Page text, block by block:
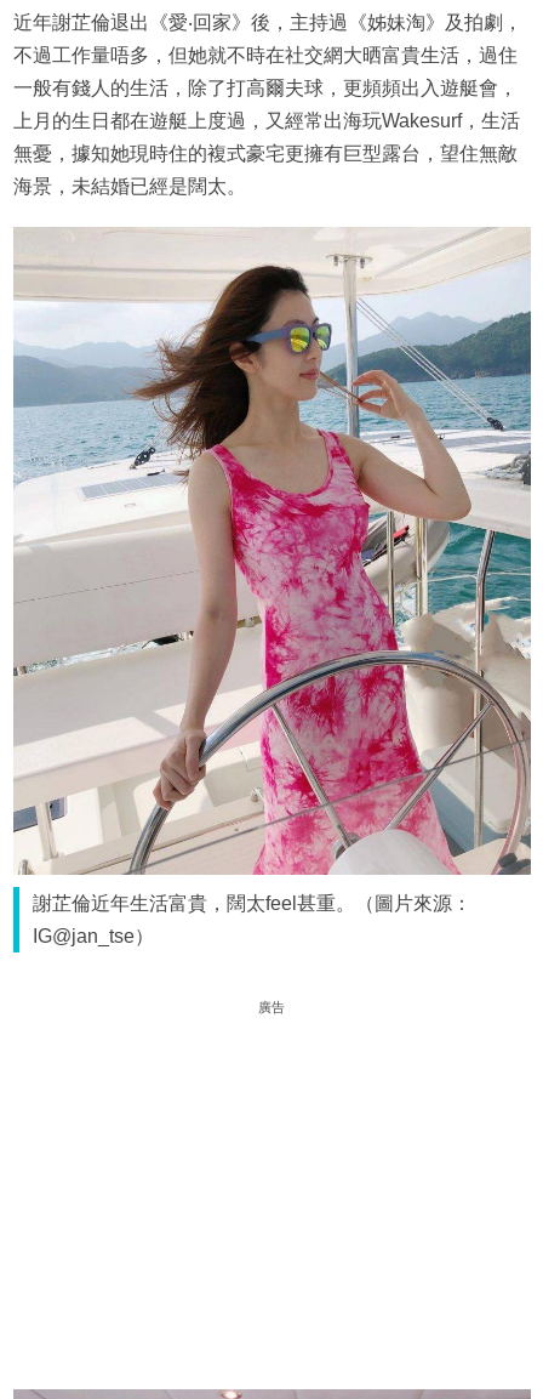
近年謝芷倫退出《愛‧回家》後，主持過《姊妹淘》及拍劇，
不過工作量唔多，但她就不時在社交網大晒富貴生活，過住
一般有錢人的生活，除了打高爾夫球，更頻頻出入遊艇會，
上月的生日都在遊艇上度過，又經常出海玩Wakesurf，生活
無憂，據知她現時住的複式豪宅更擁有巨型露台，望住無敵
海景，未結婚已經是闊太。
謝芷倫近年生活富貴，闊太feel甚重。（圖片來源：
IG@jan_tse）
廣告